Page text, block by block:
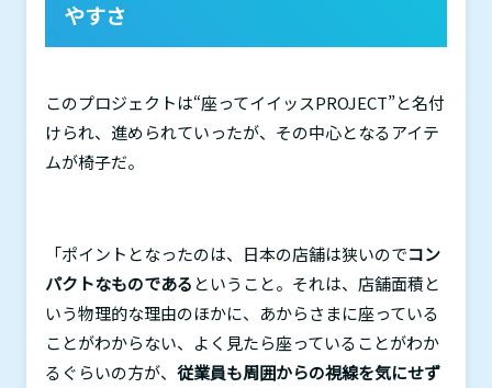
やすさ
このプロジェクトは“座ってイイッスPROJECT”と名付
けられ、進められていったが、その中心となるアイテ
ムが椅子だ。
「ポイントとなったのは、日本の店舗は狭いのでコン
パクトなものである ということ。それは、店舗面積と
いう物理的な理由のほかに、あからさまに座っている
ことがわからない、よく見たら座っていることがわか
るぐらいの方が、 従業員も周囲からの視線を気にせず